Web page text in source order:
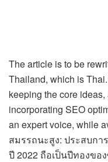
The article is to be
Thailand, which is
keeping the core
incorporating SEO
an expert voice, while
สมรรถนะสูง: ประสบก
ปี 2022 ถือเป็นปีทองขอ